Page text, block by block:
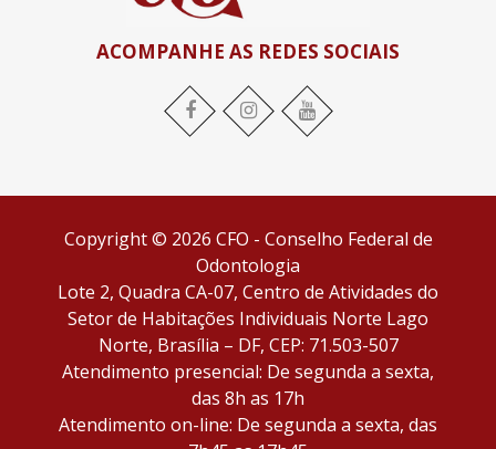
ACOMPANHE AS REDES SOCIAIS
Facebook Instagram YouTube
Copyright © 2026 CFO - Conselho Federal de
Odontologia
Lote 2, Quadra CA-07, Centro de Atividades do
Setor de Habitações Individuais Norte Lago
Norte, Brasília – DF, CEP: 71.503-507
Atendimento presencial: De segunda a sexta,
das 8h as 17h
Atendimento on-line: De segunda a sexta, das